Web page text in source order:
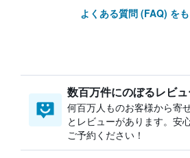
よくある質問 (FAQ) を
数百万件にのぼるレビ
何百万人ものお客様から寄
とレビューがあります。安
ご予約ください！